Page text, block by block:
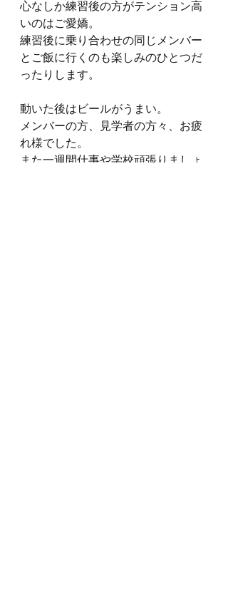
心なしか練習後の方がテンション高
いのはご愛嬌。
練習後に乗り合わせの同じメンバー
とご飯に行くのも楽しみのひとつだ
ったりします。
動いた後はビールがうまい。
メンバーの方、見学者の方々、お疲
れ様でした。
また一週間仕事や学校頑張りましょ